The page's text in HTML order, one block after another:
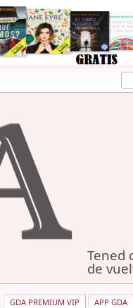
Tened
de
GDA PREMIUM VIP APP GDA